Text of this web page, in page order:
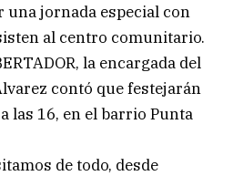
jornada especial con
al centro comunitario.
la encargada del
contó que festejarán
las 16, en el barrio Punta
de todo, desde